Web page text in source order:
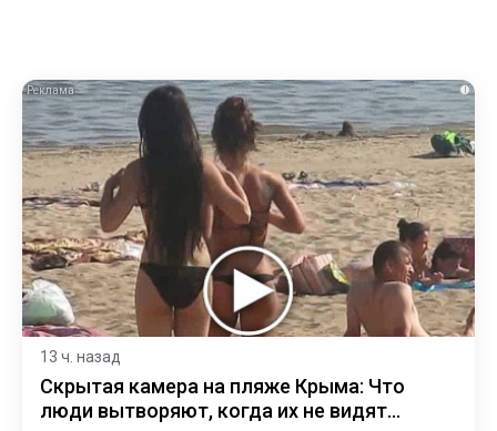
i
13 ч. назад
Скрытая камера на пляже Крыма: Что
люди вытворяют, когда их не видят...